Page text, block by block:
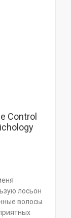
Control
лосьон
волосы.